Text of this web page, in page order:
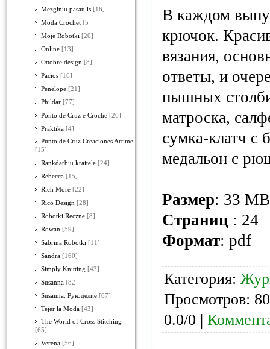
Mezginiu pasaulis [16]
Moda Crochet [5]
Moje Robotki [20]
Online [13]
Ottobre design [8]
Pacios [16]
Penelope [21]
Phildar [77]
Ponto de Cruz e Croche [26]
Praktika [4]
Punto de Cruz Creaciones Artime
[15]
Rankdarbiu kraitele [24]
Rebecca [15]
Rich More [22]
Rico Design [28]
Robotki Reczne [8]
Rowan [59]
Sabrina Robotki [11]
Sandra [160]
Simply Knitting [43]
Susanna [82]
Susanna. Рукоделие [67]
Tejer la Moda [43]
The World of Cross Stitching
[65]
Verena [56]
В каждом
крючок.
вязания,
ответы, и
пышных
матроска,
сумка-клатч с
медальон с
Размер: 33 MB
Страниц : 24
Формат: pdf
Категория:
Просмотров:
0.0/0 |